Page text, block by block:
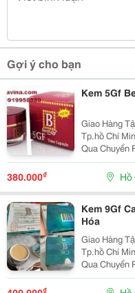
Gợi ý cho bạn
Kem 5Gf
Giao Hàng Tận Nơi 24/24
Tp.hồ Chí Minh,
Qua Chuyển
Vui Lòng
380.000₫ Hồ
Kem 9Gf
Hóa
Giao Hàng Tận Nơi 24/24
Tp.hồ Chí Minh,
Qua Chuyển
Vui Lòng
₫